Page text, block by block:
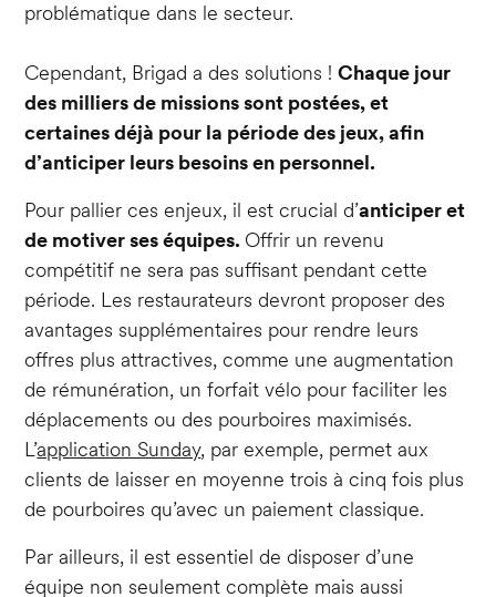
problématique dans le secteur.
Cependant, Brigad a des solutions !Chaque jour
des milliers de missions sont postées, et
certaines déjà pour la période des jeux, afin
d’anticiper leurs besoins en personnel.
Pour pallier ces enjeux, il est crucial d’anticiper et
de motiver ses équipes. Offrir un revenu
compétitif ne sera pas suffisant pendant cette
période. Les restaurateurs devront proposer des
avantages supplémentaires pour rendre leurs
offres plus attractives, comme une augmentation
de rémunération, un forfait vélo pour faciliter les
déplacements ou des pourboires maximisés.
L’application Sunday, par exemple, permet aux
clients de laisser en moyenne trois à cinq fois plus
de pourboires qu’avec un paiement classique.
Par ailleurs, il est essentiel de disposer d’une
équipe non seulement complète mais aussi